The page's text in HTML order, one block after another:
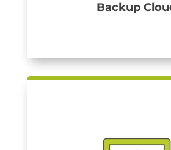
Backup